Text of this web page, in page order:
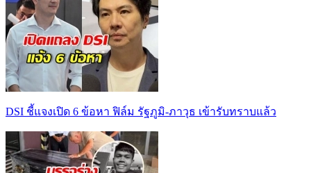
DSI ชี้แจงเปิด 6 ข้อหา ฟิล์ม รัฐภูมิ-ภาวุธ เข้ารับทราบแล้ว